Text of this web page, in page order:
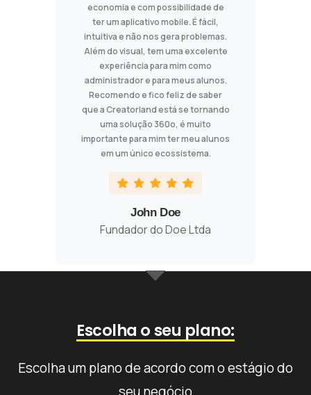
economia e com possibilidade de
ter um aplicativo mobile. É fácil,
intuitiva e não nos gera problemas.
Além do visual, tem uma excelente
experiência para mim como
administrador e para meus alunos.
Recomendo e fico feliz de saber
que a Creatorland está se tornando
uma solução 360o, é muito
importante para mim ter meu alunos
em um único ecossistema.
John Doe
Fundador do Doe Ltda
Escolha o seu plano:
Escolha um plano de acordo com o estágio do